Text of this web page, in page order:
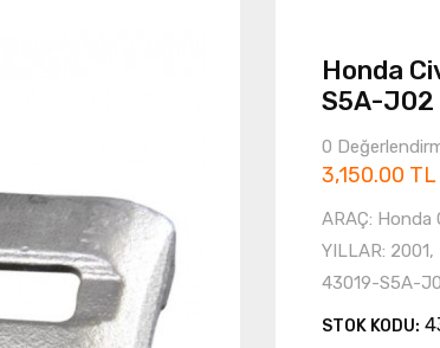
Honda
S5A-J02
0
3,150.00 TL
ARAÇ: Honda
YILLAR:
43019-S5A-
STOK KODU: